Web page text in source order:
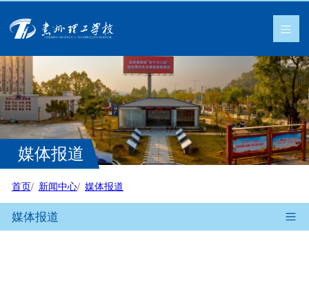
媒体报道
首页 新闻中心 媒体报道
媒体报道